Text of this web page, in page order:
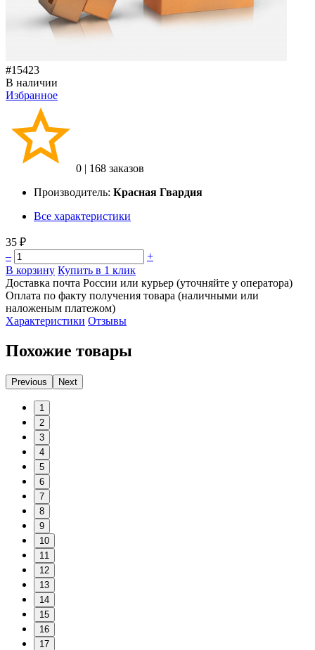
#15423
В наличии
Избранное
0 | 168 заказов
Производитель: Красная Гвардия
Все характеристики
35 ₽
–
+
В корзину Купить в 1 клик
Доставка почта России или курьер (уточняйте у оператора)
Оплата по факту получения товара (наличными или
наложеным платежом)
Характеристики Отзывы
Похожие товары
Previous Next
1
2
3
4
5
6
7
8
9
10
11
12
13
14
15
16
17